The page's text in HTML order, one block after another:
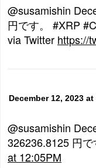
@susamishin
円です。 #XRP
via Twitter https://
December 12, 2023 at
@susamishin
326236.8125 円
at 12:05PM